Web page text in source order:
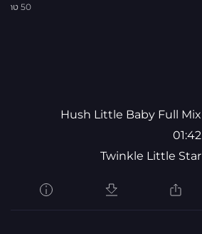
50 טראקים
Hush Little Baby Full Mix
01:42
Twinkle Little Star